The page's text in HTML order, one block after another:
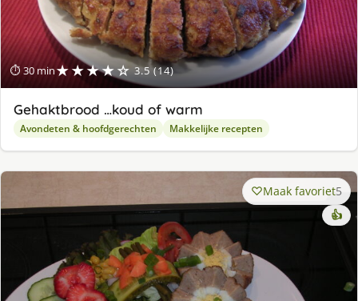
⏱ 30 min★★★★☆ 3.5 (14)
Gehaktbrood …koud of warm
Avondeten & hoofdgerechten Makkelijke recepten
Maak favoriet5
👍